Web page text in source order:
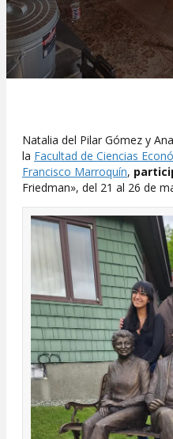
Natalia del Pilar Gómez y
la Facultad de Ciencias
Francisco Marroquín,
Friedman», del 21 al 26 de